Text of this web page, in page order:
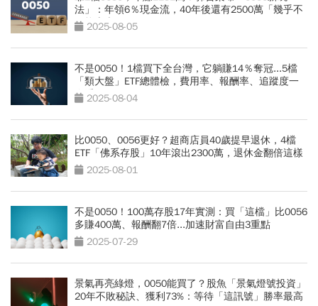
法」：年領6％現金流，40年後還有2500萬「幾乎不
可能賣光」
2025-08-05
不是0050！1檔買下全台灣，它躺賺14％奪冠...5檔
「類大盤」ETF總體檢，費用率、報酬率、追蹤度一
次看2025-08-04
比0050、0056更好？超商店員40歲提早退休，4檔
ETF「佛系存股」10年滾出2300萬，退休金翻倍這樣
買 2025-08-01
不是0050！100萬存股17年實測：買「這檔」比0056
多賺400萬、報酬翻7倍...加速財富自由3重點
2025-07-29
景氣再亮綠燈，0050能買了？股魚「景氣燈號投資」
20年不敗秘訣、獲利73%：等待「這訊號」勝率最高